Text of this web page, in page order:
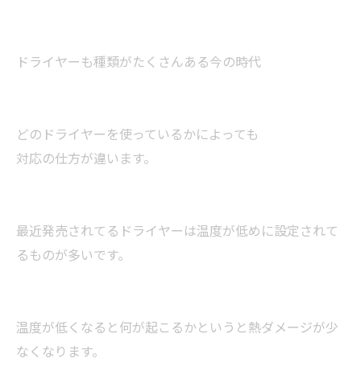
ドライヤーも種類がたくさんある今の時代
どのドライヤーを使っているかによっても
対応の仕方が違います。
最近発売されてるドライヤーは温度が低めに設定されて
るものが多いです。
温度が低くなると何が起こるかというと熱ダメージが少
なくなります。